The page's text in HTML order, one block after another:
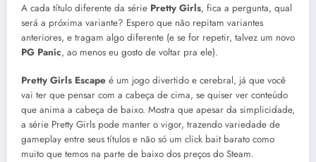
A cada título diferente da série Pretty Girls, fica a pergunta, qual
será a próxima variante? Espero que não repitam variantes
anteriores, e tragam algo diferente (e se for repetir, talvez um novo
PG Panic, ao menos eu gosto de voltar pra ele).
Pretty Girls Escape é um jogo divertido e cerebral, já que você
vai ter que pensar com a cabeça de cima, se quiser ver conteúdo
que anima a cabeça de baixo. Mostra que apesar da simplicidade,
a série Pretty Girls pode manter o vigor, trazendo variedade de
gameplay entre seus títulos e não só um click bait barato como
muito que temos na parte de baixo dos preços do Steam.